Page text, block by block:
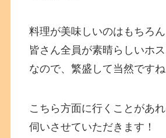
料理が美味しいのはもちろ
皆さん全員が素晴らしいホ
なので、繁盛して当然ですね
こちら方面に行くことがあ
伺いさせていただきます！